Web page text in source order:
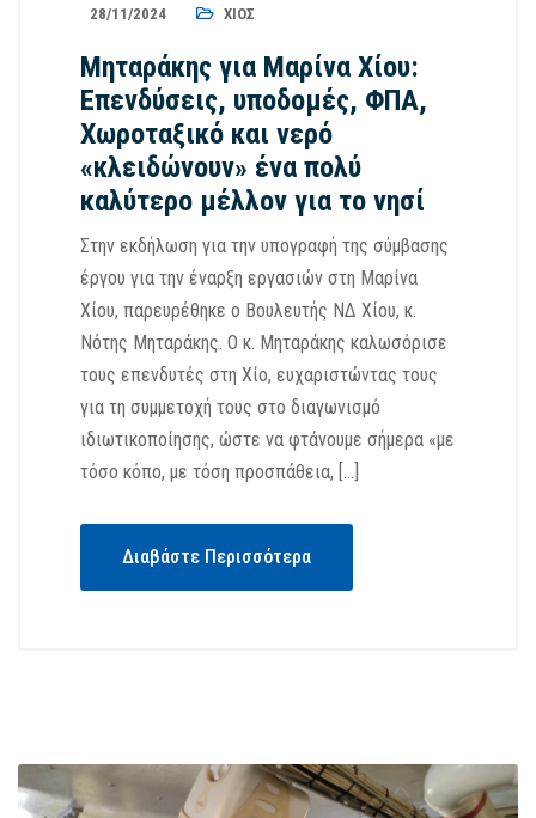
28/11/2024 ΧΊΟΣ
Μηταράκης για Μαρίνα Χίου:
Επενδύσεις, υποδομές, ΦΠΑ,
Χωροταξικό και νερό
«κλειδώνουν» ένα πολύ
καλύτερο μέλλον για το νησί
Στην εκδήλωση για την υπογραφή της σύμβασης
έργου για την έναρξη εργασιών στη Μαρίνα
Χίου, παρευρέθηκε ο Βουλευτής ΝΔ Χίου, κ.
Νότης Μηταράκης. Ο κ. Μηταράκης καλωσόρισε
τους επενδυτές στη Χίο, ευχαριστώντας τους
για τη συμμετοχή τους στο διαγωνισμό
ιδιωτικοποίησης, ώστε να φτάνουμε σήμερα «με
τόσο κόπο, με τόση προσπάθεια, […]
Διαβάστε Περισσότερα